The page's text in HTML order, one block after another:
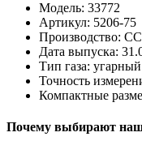
Модель: 33772
Артикул: 5206-75
Производство:
Дата выпуска:
Тип газа:
Точность
Компактные
Почему выбирают